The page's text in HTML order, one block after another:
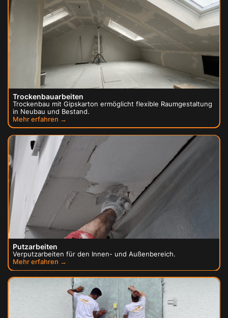
Trockenbauarbeiten
Trockenbau mit Gipskarton ermöglicht flexible Raumgestaltung
in Neubau und Bestand.
Mehr erfahren →
Putzarbeiten
Verputzarbeiten für den Innen- und Außenbereich.
Mehr erfahren →